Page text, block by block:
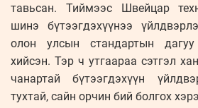
тавьсан. Тиймээс Швейцар
шинэ бүтээгдэхүүнээ
олон улсын стандартын дагуу
хийсэн. Тэр ч утгаараа сэтгэл
чанартай бүтээгдэхүүн
тухтай, сайн орчин бий болгох